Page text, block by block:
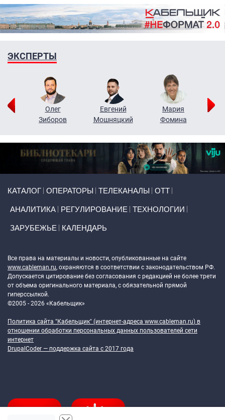
ЭКСПЕРТЫ
Олег
Зиборов
Евгений
Мошняцкий
Мария
Фомина
КАТАЛОГ ОПЕРАТОРЫ ТЕЛЕКАНАЛЫ ОТТ
АНАЛИТИКА РЕГУЛИРОВАНИЕ ТЕХНОЛОГИИ
ЗАРУБЕЖЬЕ КАЛЕНДАРЬ
Все права на материалы и новости, опубликованные на сайте
www.cableman.ru, охраняются в соответствии с законодательством РФ.
Допускается цитирование без согласования с редакцией не более трети
от объема оригинального материала, с обязательной прямой
гиперссылкой.
©2005 - 2026 «Кабельщик»
Политика сайта "Кабельщик" (интернет-адреса www.cableman.ru) в
отношении обработки персональных данных пользователей сети
интернет
DrupalCoder — поддержка сайта c 2017 года